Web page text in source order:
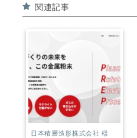
b
o
k
r
e
st
関連記事
日本積層造形株式会社 様